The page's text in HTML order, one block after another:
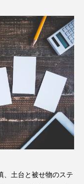
、土台と被せ物のステ